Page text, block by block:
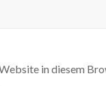
in diesem